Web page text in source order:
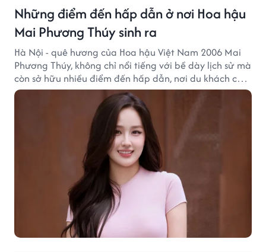
Những điểm đến hấp dẫn ở nơi Hoa hậu
Mai Phương Thúy sinh ra
Hà Nội - quê hương của Hoa hậu Việt Nam 2006 Mai
Phương Thúy, không chỉ nổi tiếng với bề dày lịch sử mà
còn sở hữu nhiều điểm đến hấp dẫn, nơi du khách có
thể cảm nhận trọn vẹn vẻ đẹp cổ kính xen lẫn nhịp
sống hiện đại của Thủ đô.